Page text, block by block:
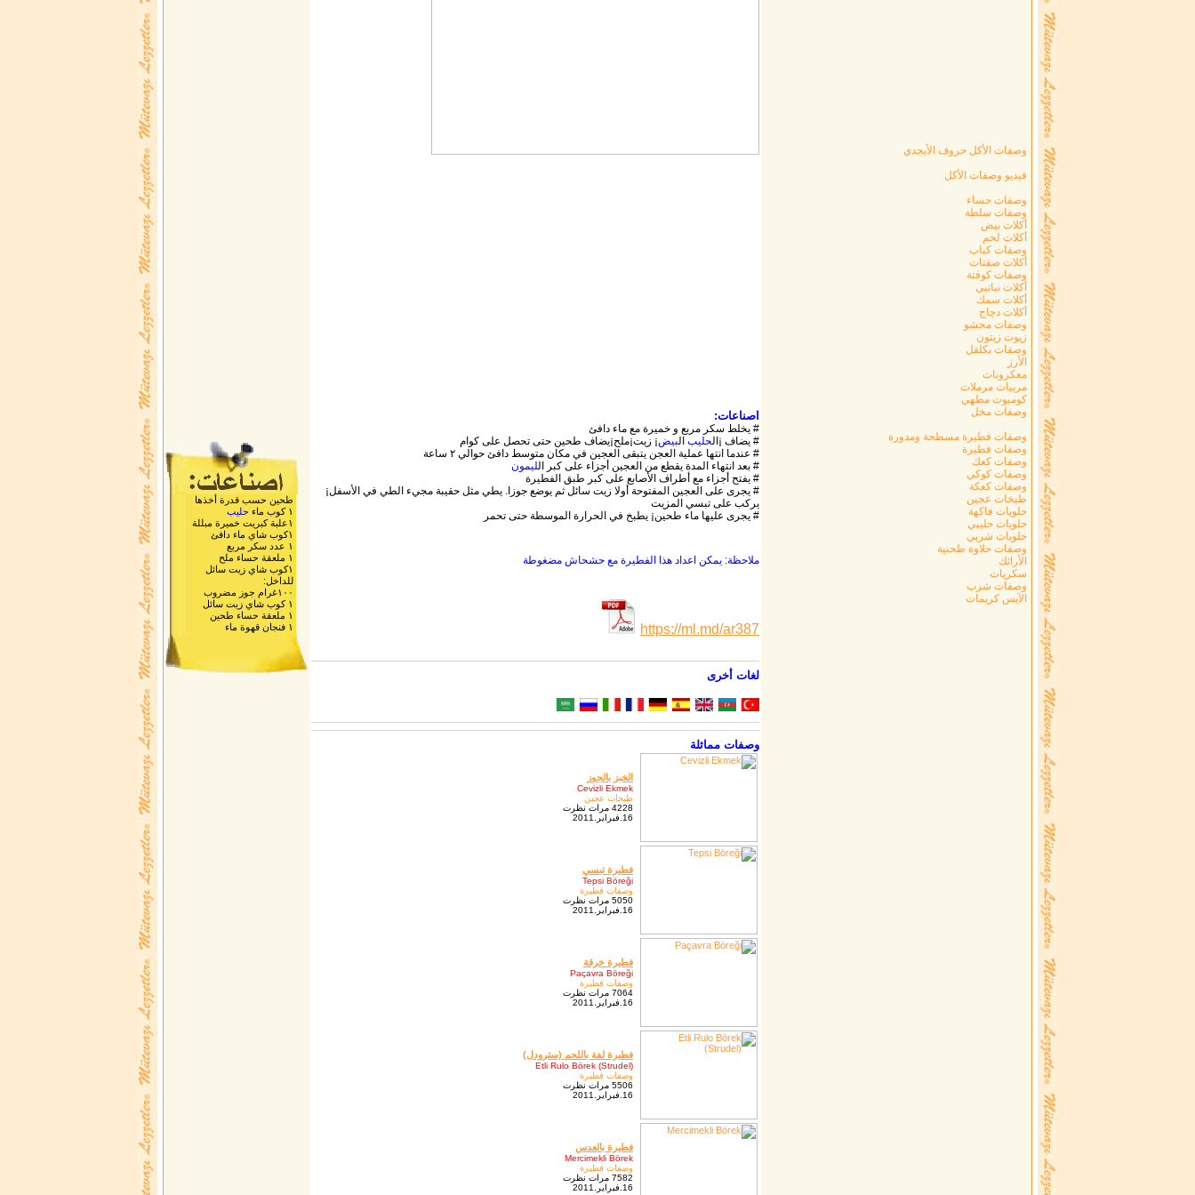
وصفات الأكل حروف الأبجدي
فيديو وصفات الأكل
وصفات حساء
وصفات سلطة
أكلات بيض
أكلات لحم
وصفات كباب
أكلات صقتات
وصفات كوفتة
أكلات نباتيي
أكلات سمك
أكلات دجاج
وصفات محشو
زيوت زيتون
وصفات بكلقل
الأرز
معكرونات
مربيات مرملات
كومبوت مطهي
وصفات مخل
وصفات فطيرة مسطحة ومدورة
وصفات فطيرة
وصفات كعك
وصفات كوكي
وصفات كعكة
طبخات عجين
حلويات فاكهة
حلويات حليبي
حلويات شربي
وصفات حلاوة طحنية
الأرائك
سكريات
وصفات شرب
الآيس كريمات
اصناعات:
# يخلط سكر مربع و خميرة مع ماء دافئ
# يضاف ¡الحليب البيض¡ زيت¡ملح¡يضاف طحين حتى تحصل على كوام
# عندما انتها عملية العجن يتبقى العجين في مكان متوسط دافئ حوالي ٢ ساعة
# بعد انتهاء المدة يقطع من العجين أجزاء على كبر الليمون
# يفتح أجزاء مع أطراف الأصابع على كبر طبق الفطيرة
# يجرى على العجين المفتوحة أولا زيت سائل ثم يوضع جوزا. يطي مثل حقيبة مجيء الطي في الأسفل¡
يركب على تبسي المزيت
# يجرى عليها ماء طحين¡ يطبخ في الحرارة الموسطة حتى تحمر
ملاحظة: يمكن اعداد هذا الفطيرة مع حشحاش مضغوطة
https://ml.md/ar387
لغات أخرى
وصفات مماثلة
الخبز بالجوز
Cevizli Ekmek
طبخات عجين
4228 مرات نظرت
16.فبراير.2011
فطيرة تبسي
Tepsi Böreği
وصفات فطيرة
5050 مرات نظرت
16.فبراير.2011
فطيرة خرقة
Paçavra Böreği
وصفات فطيرة
7064 مرات نظرت
16.فبراير.2011
فطيرة لفة باللحم (سترودل)
Etli Rulo Börek (Strudel)
وصفات فطيرة
5506 مرات نظرت
16.فبراير.2011
فطيرة بالعدس
Mercimekli Börek
وصفات فطيرة
7582 مرات نظرت
16.فبراير.2011
طحين حسب قدرة أخذها
١ كوب ماء
حليب
١علبة كبريت خميرة مبللة
١كوب شاي ماء دافئ
١ عدد سكر مربع
١ ملعقة حساء ملح
١كوب شاي زيت سائل
للداخل:
١٠٠غرام جوز مضروب
١ كوب شاي زيت سائل
١ ملعقة حساء طحين
١ فنجان قهوة ماء